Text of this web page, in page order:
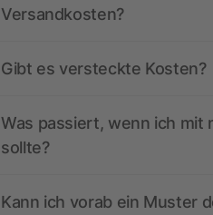
Versandkosten?
Gibt es versteckte Kosten?
Was passiert, wenn ich mit
sollte?
Kann ich vorab ein Muster